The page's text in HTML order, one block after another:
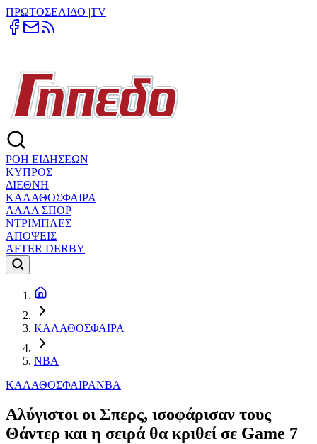
ΠΡΩΤΟΣΕΛΙΔΟ |TV
ΡΟΗ ΕΙΔΗΣΕΩΝ
ΚΥΠΡΟΣ
ΔΙΕΘΝΗ
ΚΑΛΑΘΟΣΦΑΙΡΑ
ΑΛΛΑ ΣΠΟΡ
ΝΤΡΙΜΠΛΕΣ
ΑΠΟΨΕΙΣ
AFTER DERBY
ΚΑΛΑΘΟΣΦΑΙΡΑ
NBA
ΚΑΛΑΘΟΣΦΑΙΡΑNBA
Αλύγιστοι οι Σπερς, ισοφάρισαν τους
Θάντερ και η σειρά θα κριθεί σε Game 7